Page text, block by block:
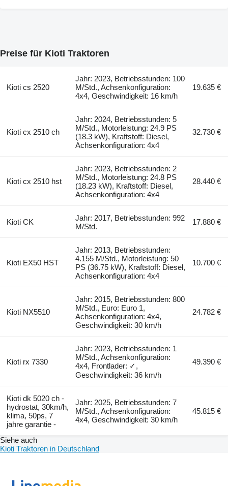
Preise für Kioti Traktoren
Kioti cs 2520
Jahr: 2023, Betriebsstunden: 100
M/Std., Achsenkonfiguration:
4x4, Geschwindigkeit: 16 km/h
19.635 €
Kioti cx 2510 ch
Jahr: 2024, Betriebsstunden: 5
M/Std., Motorleistung: 24.9 PS
(18.3 kW), Kraftstoff: Diesel,
Achsenkonfiguration: 4x4
32.730 €
Kioti cx 2510 hst
Jahr: 2023, Betriebsstunden: 2
M/Std., Motorleistung: 24.8 PS
(18.23 kW), Kraftstoff: Diesel,
Achsenkonfiguration: 4x4
28.440 €
Kioti CK
Jahr: 2017, Betriebsstunden: 992
M/Std.
17.880 €
Kioti EX50 HST
Jahr: 2013, Betriebsstunden:
4.155 M/Std., Motorleistung: 50
PS (36.75 kW), Kraftstoff: Diesel,
Achsenkonfiguration: 4x4
10.700 €
Kioti NX5510
Jahr: 2015, Betriebsstunden: 800
M/Std., Euro: Euro 1,
Achsenkonfiguration: 4x4,
Geschwindigkeit: 30 km/h
24.782 €
Kioti rx 7330
Jahr: 2023, Betriebsstunden: 1
M/Std., Achsenkonfiguration:
4x4, Frontlader: ✓,
Geschwindigkeit: 36 km/h
49.390 €
Kioti dk 5020 ch -
hydrostat, 30km/h,
klima, 50ps, 7
jahre garantie -
Jahr: 2025, Betriebsstunden: 7
M/Std., Achsenkonfiguration:
4x4, Geschwindigkeit: 30 km/h
45.815 €
Siehe auch
Kioti Traktoren in Deutschland